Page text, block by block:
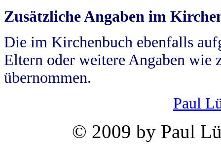
Zusätzliche Angaben im
Die im Kirchenbuch ebenfalls
Eltern oder weitere Angaben wie
übernommen.
Paul
© 2009 by Paul